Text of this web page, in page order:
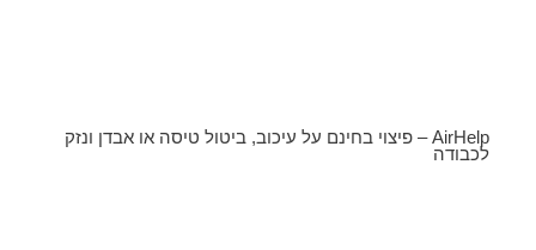
AirHelp – פיצוי בחינם על עיכוב, ביטול טיסה או אבדן ונזק
לכבודה